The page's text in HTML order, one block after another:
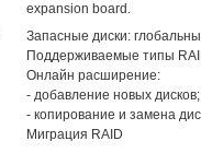
expansion board.
Запасные диски:
Поддерживаемые типы
Онлайн расширение:
- добавление новых дисков;
- копирование и замена
Миграция RAID